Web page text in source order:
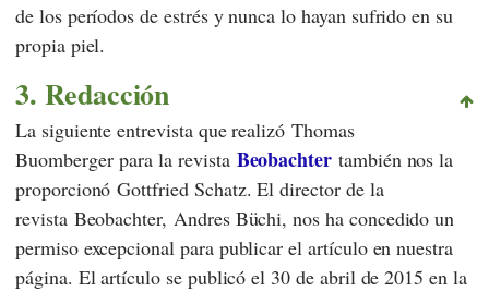
de los períodos de estrés y nunca lo hayan sufrido en su
propia piel.
3. Redacción
La siguiente entrevista que realizóThomas
Buombergerpara la revista Beobachter también nos la
proporcionóGottfried Schatz. El director de la
revista Beobachter, Andres Büchi, nos ha concedido un
permiso excepcional para publicar el artículo en nuestra
página. El artículo se publicó el 30 de abril de 2015 en la